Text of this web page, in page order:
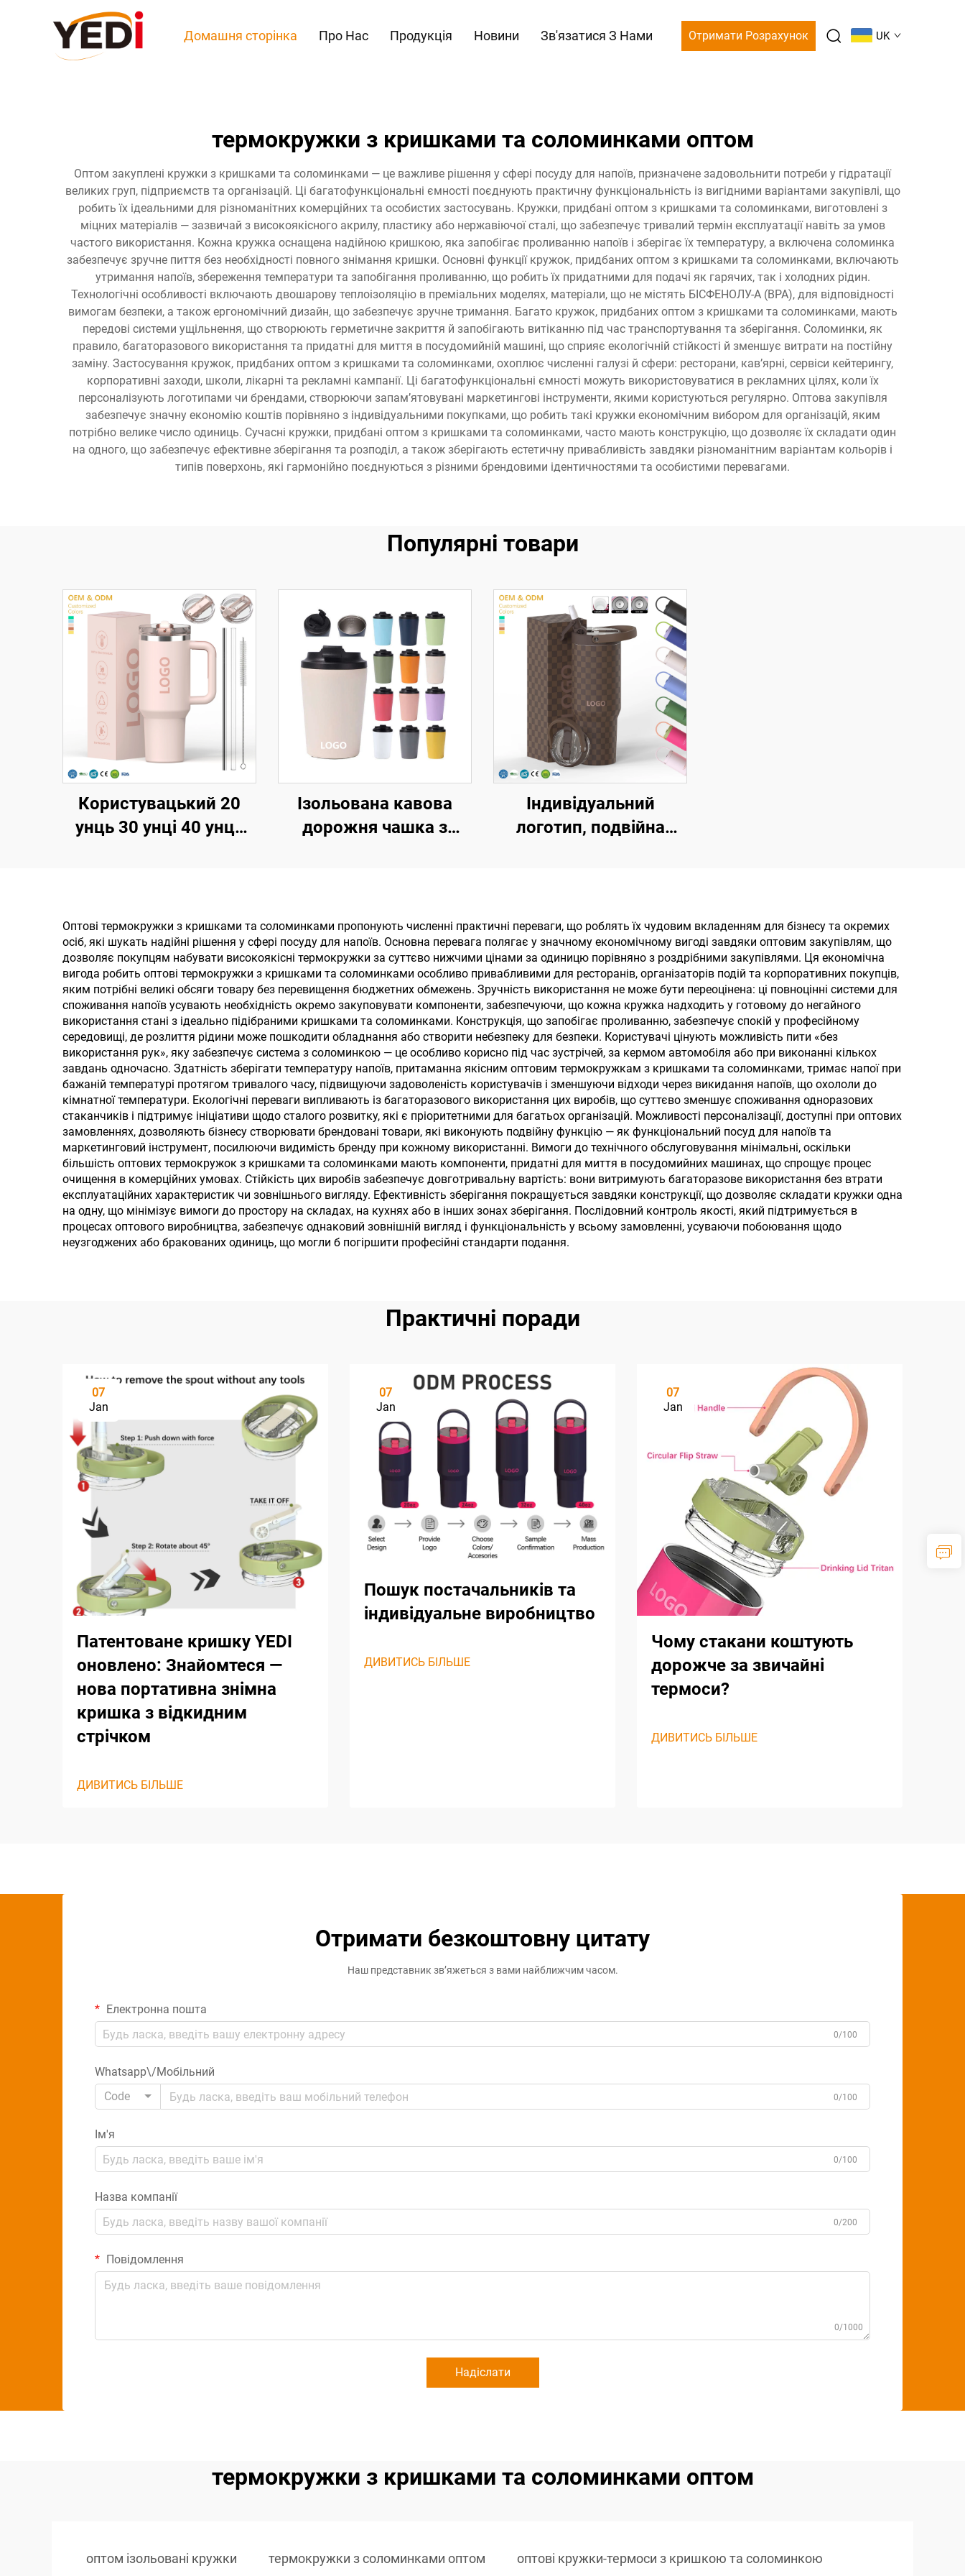
Домашня сторінка Про Нас Продукція Новини Зв'язатися З Нами Отримати Розрахунок UK
термокружки з кришками та соломинками оптом
Оптом закуплені кружки з кришками та соломинками — це важливе рішення у сфері посуду для напоїв, призначене задовольнити потреби у гідратації
великих груп, підприємств та організацій. Ці багатофункціональні ємності поєднують практичну функціональність із вигідними варіантами закупівлі, що
робить їх ідеальними для різноманітних комерційних та особистих застосувань. Кружки, придбані оптом з кришками та соломинками, виготовлені з
міцних матеріалів — зазвичай з високоякісного акрилу, пластику або нержавіючої сталі, що забезпечує тривалий термін експлуатації навіть за умов
частого використання. Кожна кружка оснащена надійною кришкою, яка запобігає проливанню напоїв і зберігає їх температуру, а включена соломинка
забезпечує зручне пиття без необхідності повного знімання кришки. Основні функції кружок, придбаних оптом з кришками та соломинками, включають
утримання напоїв, збереження температури та запобігання проливанню, що робить їх придатними для подачі як гарячих, так і холодних рідин.
Технологічні особливості включають двошарову теплоізоляцію в преміальних моделях, матеріали, що не містять БІСФЕНОЛУ-А (BPA), для відповідності
вимогам безпеки, а також ергономічний дизайн, що забезпечує зручне тримання. Багато кружок, придбаних оптом з кришками та соломинками, мають
передові системи ущільнення, що створюють герметичне закриття й запобігають витіканню під час транспортування та зберігання. Соломинки, як
правило, багаторазового використання та придатні для миття в посудомийній машині, що сприяє екологічній стійкості й зменшує витрати на постійну
заміну. Застосування кружок, придбаних оптом з кришками та соломинками, охоплює численні галузі й сфери: ресторани, кав’ярні, сервіси кейтерингу,
корпоративні заходи, школи, лікарні та рекламні кампанії. Ці багатофункціональні ємності можуть використовуватися в рекламних цілях, коли їх
персоналізують логотипами чи брендами, створюючи запам’ятовувані маркетингові інструменти, якими користуються регулярно. Оптова закупівля
забезпечує значну економію коштів порівняно з індивідуальними покупками, що робить такі кружки економічним вибором для організацій, яким
потрібно велике число одиниць. Сучасні кружки, придбані оптом з кришками та соломинками, часто мають конструкцію, що дозволяє їх складати один
на одного, що забезпечує ефективне зберігання та розподіл, а також зберігають естетичну привабливість завдяки різноманітним варіантам кольорів і
типів поверхонь, які гармонійно поєднуються з різними брендовими ідентичностями та особистими перевагами.
Популярні товари
Користувацький 20
унць 30 унці 40 унць
тумблер з
герметичною
кришкою, соломкою та
ручкою для подорожі
Ізольована кавова
дорожня чашка з
унцій, 16 унцій,
портативні вакуумні
кружки з подвійними
стінками з
герметичним кришкою
Індивідуальний
логотип, подвійна
сталі, 20 унцій, 32
унції, 40 унцій,
дорожня кружка з
кришкою для гарячих і
холодних напоїв
Оптові термокружки з кришками та соломинками пропонують численні практичні переваги, що роблять їх чудовим вкладенням для бізнесу та окремих
осіб, які шукать надійні рішення у сфері посуду для напоїв. Основна перевага полягає у значному економічному вигоді завдяки оптовим закупівлям, що
дозволяє покупцям набувати високоякісні термокружки за суттєво нижчими цінами за одиницю порівняно з роздрібними закупівлями. Ця економічна
вигода робить оптові термокружки з кришками та соломинками особливо привабливими для ресторанів, організаторів подій та корпоративних покупців,
яким потрібні великі обсяги товару без перевищення бюджетних обмежень. Зручність використання не може бути переоцінена: ці повноцінні системи для
споживання напоїв усувають необхідність окремо закуповувати компоненти, забезпечуючи, що кожна кружка надходить у готовому до негайного
використання стані з ідеально підібраними кришками та соломинками. Конструкція, що запобігає проливанню, забезпечує спокій у професійному
середовищі, де розлиття рідини може пошкодити обладнання або створити небезпеку для безпеки. Користувачі цінують можливість пити «без
використання рук», яку забезпечує система з соломинкою — це особливо корисно під час зустрічей, за кермом автомобіля або при виконанні кількох
завдань одночасно. Здатність зберігати температуру напоїв, притаманна якісним оптовим термокружкам з кришками та соломинками, тримає напої при
бажаній температурі протягом тривалого часу, підвищуючи задоволеність користувачів і зменшуючи відходи через викидання напоїв, що охололи до
кімнатної температури. Екологічні переваги випливають із багаторазового використання цих виробів, що суттєво зменшує споживання одноразових
стаканчиків і підтримує ініціативи щодо сталого розвитку, які є пріоритетними для багатьох організацій. Можливості персоналізації, доступні при оптових
замовленнях, дозволяють бізнесу створювати брендовані товари, які виконують подвійну функцію — як функціональний посуд для напоїв та
маркетинговий інструмент, посилюючи видимість бренду при кожному використанні. Вимоги до технічного обслуговування мінімальні, оскільки
більшість оптових термокружок з кришками та соломинками мають компоненти, придатні для миття в посудомийних машинах, що спрощує процес
очищення в комерційних умовах. Стійкість цих виробів забезпечує довготривальну вартість: вони витримують багаторазове використання без втрати
експлуатаційних характеристик чи зовнішнього вигляду. Ефективність зберігання покращується завдяки конструкції, що дозволяє складати кружки одна
на одну, що мінімізує вимоги до простору на складах, на кухнях або в інших зонах зберігання. Послідовний контроль якості, який підтримується в
процесах оптового виробництва, забезпечує однаковий зовнішній вигляд і функціональність у всьому замовленні, усуваючи побоювання щодо
неузгоджених або бракованих одиниць, що могли б погіршити професійні стандарти подання.
Практичні поради
07
Jan
Патентоване кришку YEDI
оновлено: Знайомтеся —
нова портативна знімна
кришка з відкидним
стрічком
ДИВИТИСЬ БІЛЬШЕ
07
Jan
Пошук постачальників та
індивідуальне виробництво
ДИВИТИСЬ БІЛЬШЕ
07
Jan
Чому стакани коштують
дорожче за звичайні
термоси?
ДИВИТИСЬ БІЛЬШЕ
Отримати безкоштовну цитату
Наш представник зв’яжеться з вами найближчим часом.
Електронна пошта
0/100
Whatsapp\/Мобільний
Code
0/100
Ім'я
0/100
Назва компанії
0/200
Повідомлення
0/1000
Надіслати
термокружки з кришками та соломинками оптом
оптом ізольовані кружки термокружки з соломинками оптом оптові кружки-термоси з кришкою та соломинкою